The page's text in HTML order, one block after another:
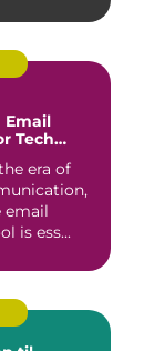
Email
Tech
era of
email
is ess...